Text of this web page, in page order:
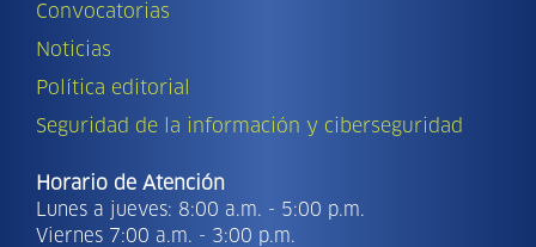
Convocatorias
Noticias
Política editorial
Seguridad de la información y ciberseguridad
Horario de Atención
Lunes a jueves: 8:00 a.m. - 5:00 p.m.
Viernes 7:00 a.m. - 3:00 p.m.